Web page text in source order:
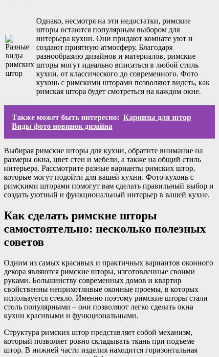
Однако, несмотря на эти недостатки, римские
шторы остаются популярным выбором для
интерьера кухни. Они придают комнате уют и
создают приятную атмосферу. Благодаря
разнообразию дизайнов и материалов, римские
шторы могут идеально вписаться в любой стиль
кухни, от классического до современного. Фото
кухонь с римскими шторами позволяют видеть, как
римская штора будет смотреться на каждом окне.
Также может быть интересно: Карнизы для штор
Виды фото новинок дизайна
Выбирая римские шторы для кухни, обратите внимание на
размеры окна, цвет стен и мебели, а также на общий стиль
интерьера. Рассмотрите разные варианты римских штор,
которые могут подойти для вашей кухни. Фото кухонь с
римскими шторами помогут вам сделать правильный выбор и
создать уютный и функциональный интерьер в вашей кухне.
Как сделать римские шторы
самостоятельно: несколько полезных
советов
Одним из самых красивых и практичных вариантов оконного
декора являются римские шторы, изготовленные своими
руками. Большинству современных домов и квартир
свойственны неприхотливые оконные проемы, в которых
используется стекло. Именно поэтому римские шторы стали
столь популярными – они позволяют легко сделать окна
кухни красивыми и функциональными.
Структура римских штор представляет собой механизм,
который позволяет ровно складывать ткань при подъеме
штор. В нижней части изделия находится горизонтальная